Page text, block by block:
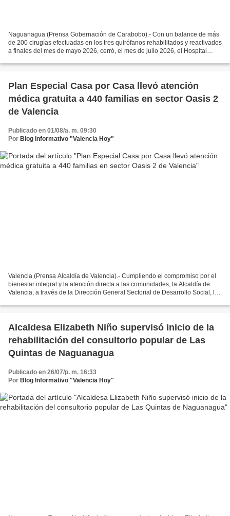
Naguanagua (Prensa Gobernación de Carabobo).- Con un balance de más
de 200 cirugías efectuadas en los tres quirófanos rehabilitados y reactivados
a finales del mes de mayo 2026, cerró, el mes de julio 2026, el Hospital
Plan Especial Casa por Casa llevó atención
médica gratuita a 440 familias en sector Oasis 2
de Valencia
Publicado en 01/08/a. m. 09:30
Por Blog Informativo "Valencia Hoy"
Valencia (Prensa Alcaldía de Valencia).- Cumpliendo el compromiso por el
bienestar integral y la atención directa a las comunidades, la Alcaldía de
Valencia, a través de la Dirección General Sectorial de Desarrollo Social, la
Alcaldesa Elizabeth Niño supervisó inicio de la
rehabilitación del consultorio popular de Las
Quintas de Naguanagua
Publicado en 26/07/p. m. 16:33
Por Blog Informativo "Valencia Hoy"